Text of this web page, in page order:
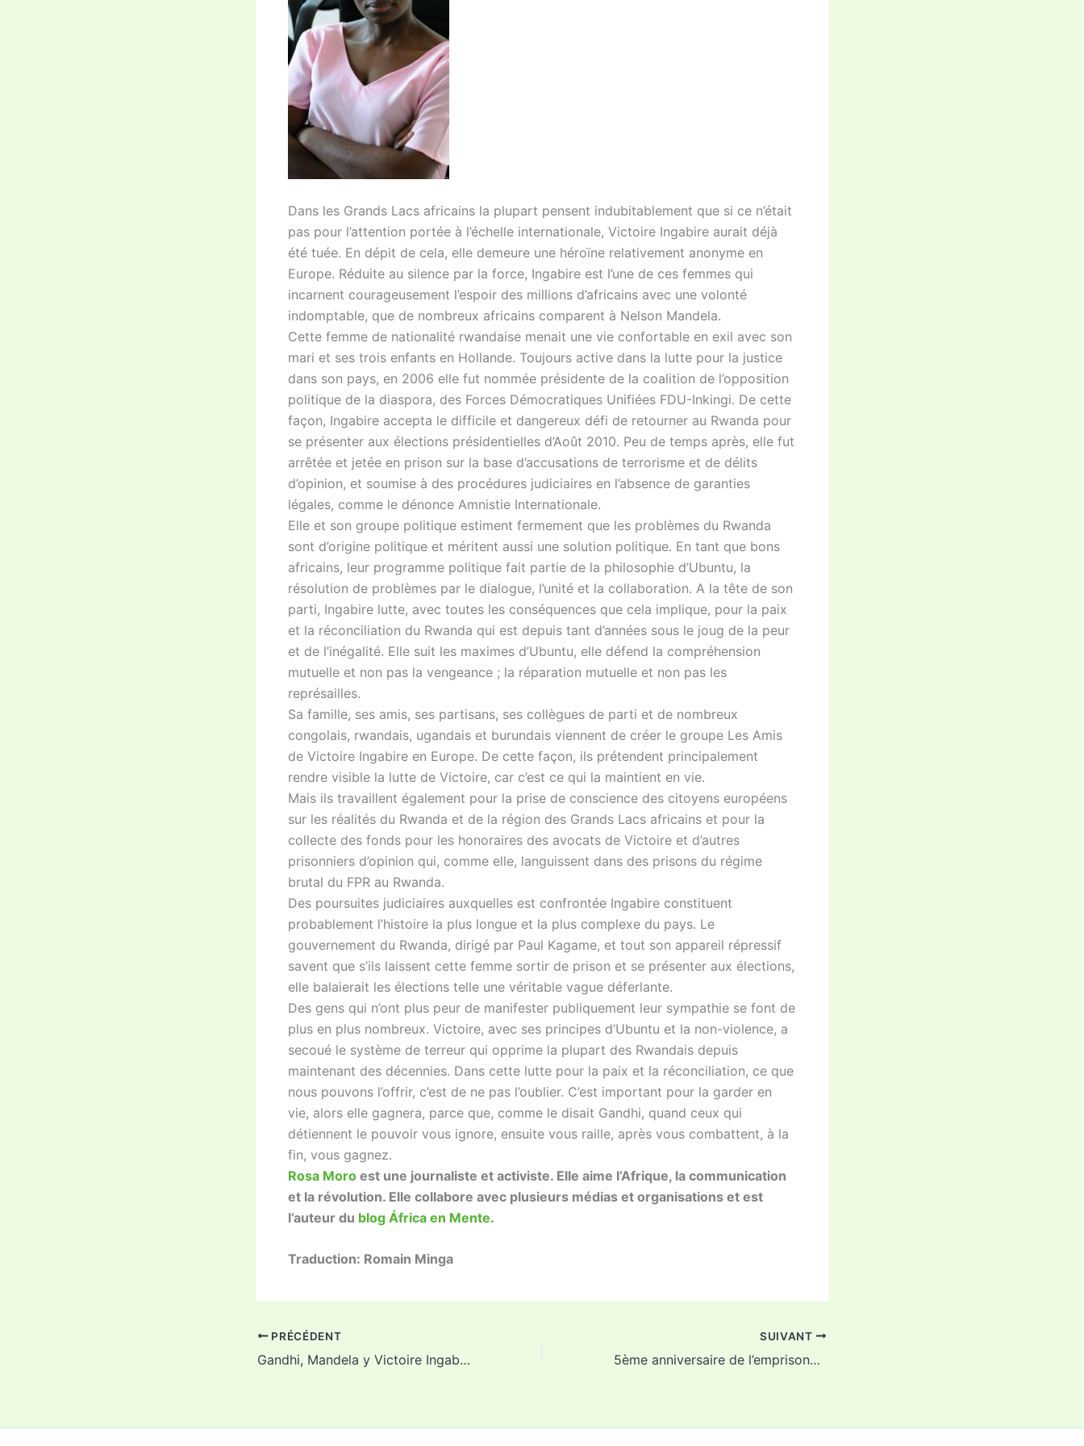
Dans les Grands Lacs africains la plupart pensent indubitablement que si ce n’était
pas pour l’attention portée à l’échelle internationale, Victoire Ingabire aurait déjà
été tuée. En dépit de cela, elle demeure une héroïne relativement anonyme en
Europe. Réduite au silence par la force, Ingabire est l’une de ces femmes qui
incarnent courageusement l’espoir des millions d’africains avec une volonté
indomptable, que de nombreux africains comparent à Nelson Mandela.
Cette femme de nationalité rwandaise menait une vie confortable en exil avec son
mari et ses trois enfants en Hollande. Toujours active dans la lutte pour la justice
dans son pays, en 2006 elle fut nommée présidente de la coalition de l’opposition
politique de la diaspora, des Forces Démocratiques Unifiées FDU-Inkingi. De cette
façon, Ingabire accepta le difficile et dangereux défi de retourner au Rwanda pour
se présenter aux élections présidentielles d’Août 2010. Peu de temps après, elle fut
arrêtée et jetée en prison sur la base d’accusations de terrorisme et de délits
d’opinion, et soumise à des procédures judiciaires en l’absence de garanties
légales, comme le dénonce Amnistie Internationale.
Elle et son groupe politique estiment fermement que les problèmes du Rwanda
sont d’origine politique et méritent aussi une solution politique. En tant que bons
africains, leur programme politique fait partie de la philosophie d’Ubuntu, la
résolution de problèmes par le dialogue, l’unité et la collaboration. A la tête de son
parti, Ingabire lutte, avec toutes les conséquences que cela implique, pour la paix
et la réconciliation du Rwanda qui est depuis tant d’années sous le joug de la peur
et de l’inégalité. Elle suit les maximes d’Ubuntu, elle défend la compréhension
mutuelle et non pas la vengeance ; la réparation mutuelle et non pas les
représailles.
Sa famille, ses amis, ses partisans, ses collègues de parti et de nombreux
congolais, rwandais, ugandais et burundais viennent de créer le groupe Les Amis
de Victoire Ingabire en Europe. De cette façon, ils prétendent principalement
rendre visible la lutte de Victoire, car c’est ce qui la maintient en vie.
Mais ils travaillent également pour la prise de conscience des citoyens européens
sur les réalités du Rwanda et de la région des Grands Lacs africains et pour la
collecte des fonds pour les honoraires des avocats de Victoire et d’autres
prisonniers d’opinion qui, comme elle, languissent dans des prisons du régime
brutal du FPR au Rwanda.
Des poursuites judiciaires auxquelles est confrontée Ingabire constituent
probablement l’histoire la plus longue et la plus complexe du pays. Le
gouvernement du Rwanda, dirigé par Paul Kagame, et tout son appareil répressif
savent que s’ils laissent cette femme sortir de prison et se présenter aux élections,
elle balaierait les élections telle une véritable vague déferlante.
Des gens qui n’ont plus peur de manifester publiquement leur sympathie se font de
plus en plus nombreux. Victoire, avec ses principes d’Ubuntu et la non-violence, a
secoué le système de terreur qui opprime la plupart des Rwandais depuis
maintenant des décennies. Dans cette lutte pour la paix et la réconciliation, ce que
nous pouvons l’offrir, c’est de ne pas l’oublier. C’est important pour la garder en
vie, alors elle gagnera, parce que, comme le disait Gandhi, quand ceux qui
détiennent le pouvoir vous ignore, ensuite vous raille, après vous combattent, à la
fin, vous gagnez.
Rosa Moro est une journaliste et activiste. Elle aime l’Afrique, la communication
et la révolution. Elle collabore avec plusieurs médias et organisations et est
l’auteur du blog África en Mente.
Traduction: Romain Minga
PRÉCÉDENT
Gandhi, Mandela y Victoire Ingabire: el ejemplo de una mujer africana
SUIVANT
5ème anniversaire de l’emprisonnement de Victoire Ingabire Umuhoza le 24.10.2015